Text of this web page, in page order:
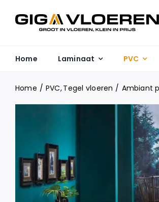
Home Laminaat PVC
Home PVC Tegel vloeren Ambiant